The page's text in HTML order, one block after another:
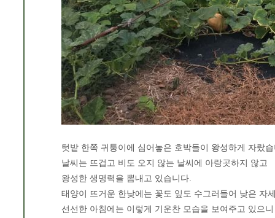
텃밭 한쪽 귀퉁이에 심어놓은 호박들이 왕성하게 자랐
날씨는 뜨겁고 비도 오지 않는 날씨에 아랑곳하지 않고
왕성한 생명력을 뽐내고 있습니다.
태양이 뜨거운 한낮에는 꽃도 잎도 수그러들어 낮은 자
선선한 아침에는 이렇게 기운찬 모습을 보여주고 있으니